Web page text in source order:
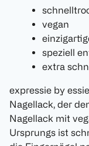
vegan
speziell
extra
expressie by
Nagellack, der
Nagellack mit
Ursprungs ist